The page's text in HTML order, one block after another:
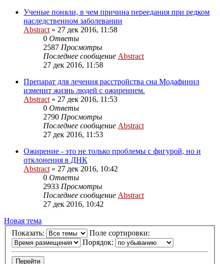
Ученые поняли, в чем причина переедания при редком
наследственном заболевании
Abstract » 27 дек 2016, 11:58
0 Ответы
2587 Просмотры
Последнее сообщение Abstract
27 дек 2016, 11:58
Препарат для лечения расстройства сна Модафинил
изменит жизнь людей с ожирением.
Abstract » 27 дек 2016, 11:53
0 Ответы
2790 Просмотры
Последнее сообщение Abstract
27 дек 2016, 11:53
Ожирение - это не только проблемы с фигурой, но и
отклонения в ДНК
Abstract » 27 дек 2016, 10:42
0 Ответы
2933 Просмотры
Последнее сообщение Abstract
27 дек 2016, 10:42
Новая тема
Показать:
Поле сортировки:
Порядок: